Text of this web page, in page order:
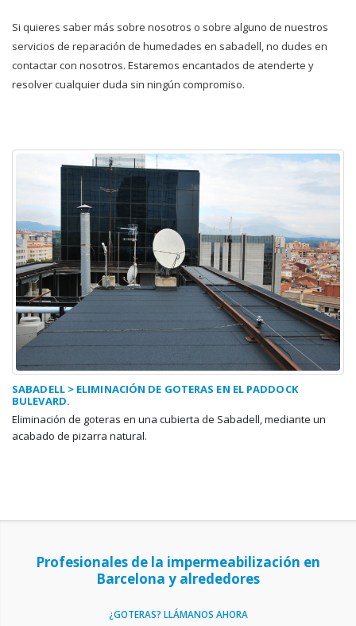
Si quieres saber más sobre nosotros o sobre alguno de nuestros
servicios de reparación de humedades en sabadell, no dudes en
contactar con nosotros. Estaremos encantados de atenderte y
resolver cualquier duda sin ningún compromiso.
SABADELL > ELIMINACIÓN DE GOTERAS EN EL PADDOCK
BULEVARD.
Eliminación de goteras en una cubierta de Sabadell, mediante un
acabado de pizarra natural.
Profesionales de la impermeabilización en
Barcelona y alrededores
¿GOTERAS? LLÁMANOS AHORA